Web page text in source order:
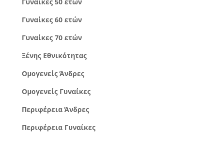
Γυναίκες 60 ετών
Γυναίκες 70 ετών
Ξένης Εθνικότητας
Ομογενείς Άνδρες
Ομογενείς Γυναίκες
Περιφέρεια Άνδρες
Περιφέρεια Γυναίκες